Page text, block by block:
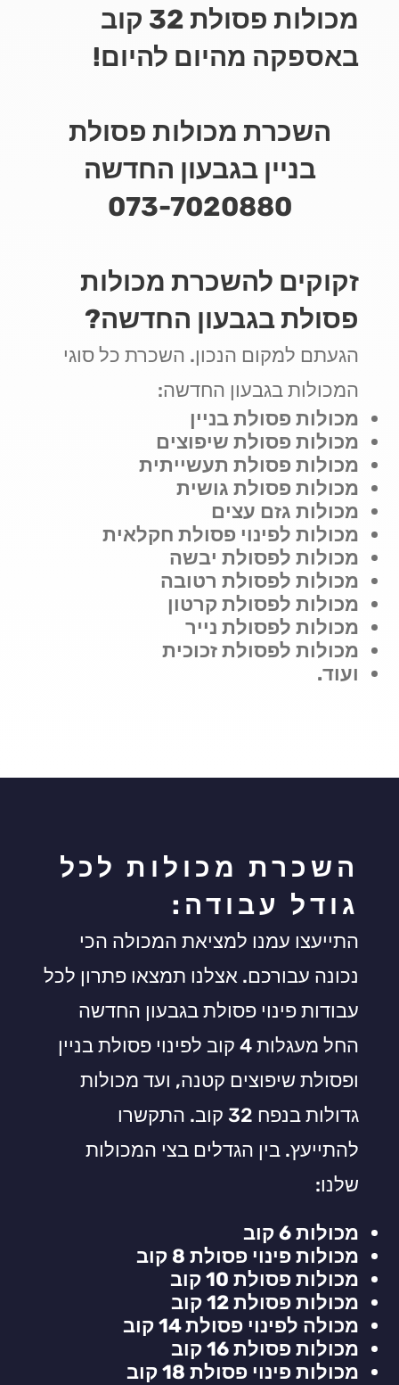
מכולות פסולת 32 קוב
באספקה מהיום להיום!
השכרת מכולות פסולת
בניין בגבעון החדשה
073-7020880
זקוקים להשכרת מכולות
פסולת בגבעון החדשה?
הגעתם למקום הנכון. השכרת כל סוגי
המכולות בגבעון החדשה:
מכולות פסולת בניין
מכולות פסולת שיפוצים
מכולות פסולת תעשייתית
מכולות פסולת גושית
מכולות גזם עצים
מכולות לפינוי פסולת חקלאית
מכולות לפסולת יבשה
מכולות לפסולת רטובה
מכולות לפסולת קרטון
מכולות לפסולת נייר
מכולות לפסולת זכוכית
ועוד.
השכרת מכולות לכל
גודל עבודה:
התייעצו עמנו למציאת המכולה הכי
נכונה עבורכם. אצלנו תמצאו פתרון לכל
עבודות פינוי פסולת בגבעון החדשה
החל מעגלות 4 קוב לפינוי פסולת בניין
ופסולת שיפוצים קטנה, ועד מכולות
גדולות בנפח 32 קוב. התקשרו
להתייעץ. בין הגדלים בצי המכולות
שלנו:
מכולות 6 קוב
מכולות פינוי פסולת 8 קוב
מכולות פסולת 10 קוב
מכולות פסולת 12 קוב
מכולה לפינוי פסולת 14 קוב
מכולות פסולת 16 קוב
מכולות פינוי פסולת 18 קוב